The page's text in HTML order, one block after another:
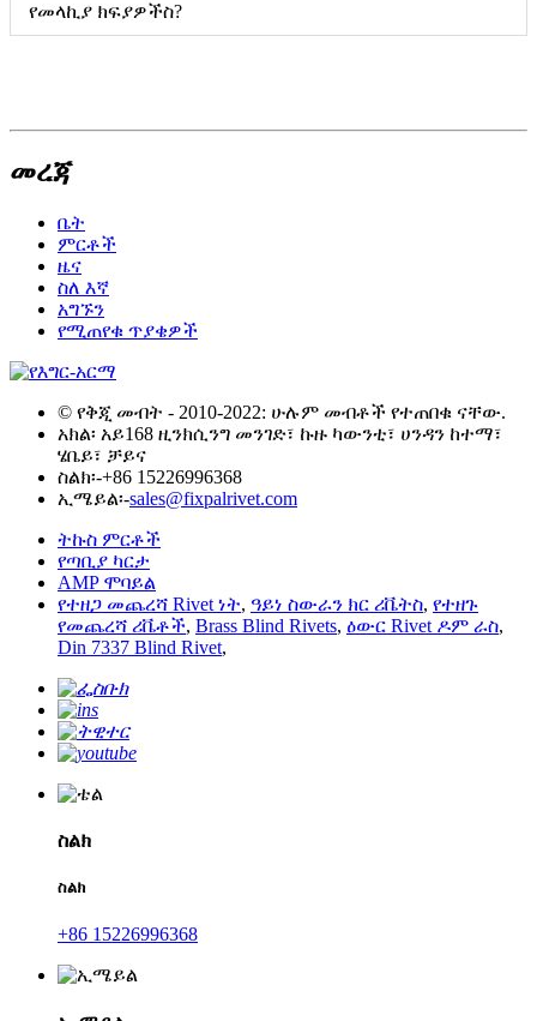
የመላኪያ ክፍያዎችስ?
መረጃ
ቤት
ምርቶች
ዜና
ስለ እኛ
አግኙን
የሚጠየቁ ጥያቄዎች
© የቅጂ መብት - 2010-2022: ሁሉም መብቶች የተጠበቁ ናቸው.
አክል፡ አይ168 ዚንክሲንግ መንገድ፣ ኩዙ ካውንቲ፣ ሀንዳን ከተማ፣
ሄቤይ፣ ቻይና
ስልክ፡-+86 15226996368
ኢሜይል፡-sales@fixpalrivet.com
ትኩስ ምርቶች
የጣቢያ ካርታ
AMP ሞባይል
የተዘጋ መጨረሻ Rivet ነት, ዓይነ ስውራን ክር ሪቬትስ, የተዘጉ
የመጨረሻ ሪቬቶች, Brass Blind Rivets, ዕውር Rivet ዶም ራስ,
Din 7337 Blind Rivet,
ስልክ
ስልክ
+86 15226996368